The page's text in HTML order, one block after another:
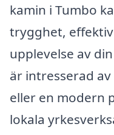
kamin i Tumbo
trygghet,
upplevelse av
är intresserad
eller en modern
lokala